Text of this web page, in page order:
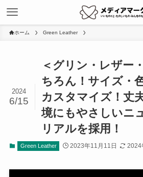
ホーム Green Leather
＜グリン・レザー
ちろん！サイズ・
カスタマイズ！丈
境にもやさしいニ
リアルを採用！
2024
6/15
Green Leather 2023年11月11日 2024